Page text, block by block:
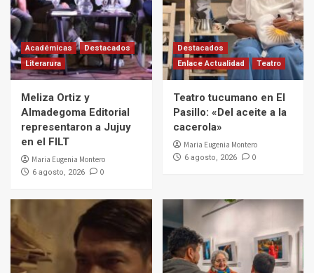
Académicas
Destacados
Literarura
Meliza Ortiz y
Almadegoma Editorial
representaron a Jujuy
en el FILT
Maria Eugenia Montero
6 agosto, 2026 0
Destacados
Enlace Actualidad
Teatro
Teatro tucumano en El
Pasillo: «Del aceite a la
cacerola»
Maria Eugenia Montero
6 agosto, 2026 0